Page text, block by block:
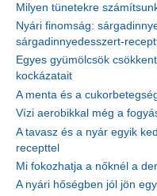
Milyen tünetekre
Nyári finomság:
sárgadinnyedesszert-
Egyes gyümölcsök
kockázatait
A menta és a
Vízi aerobikkal még a
A tavasz és a nyár egyik
recepttel
Mi fokozhatja a nőknél a
A nyári hőségben jól jön